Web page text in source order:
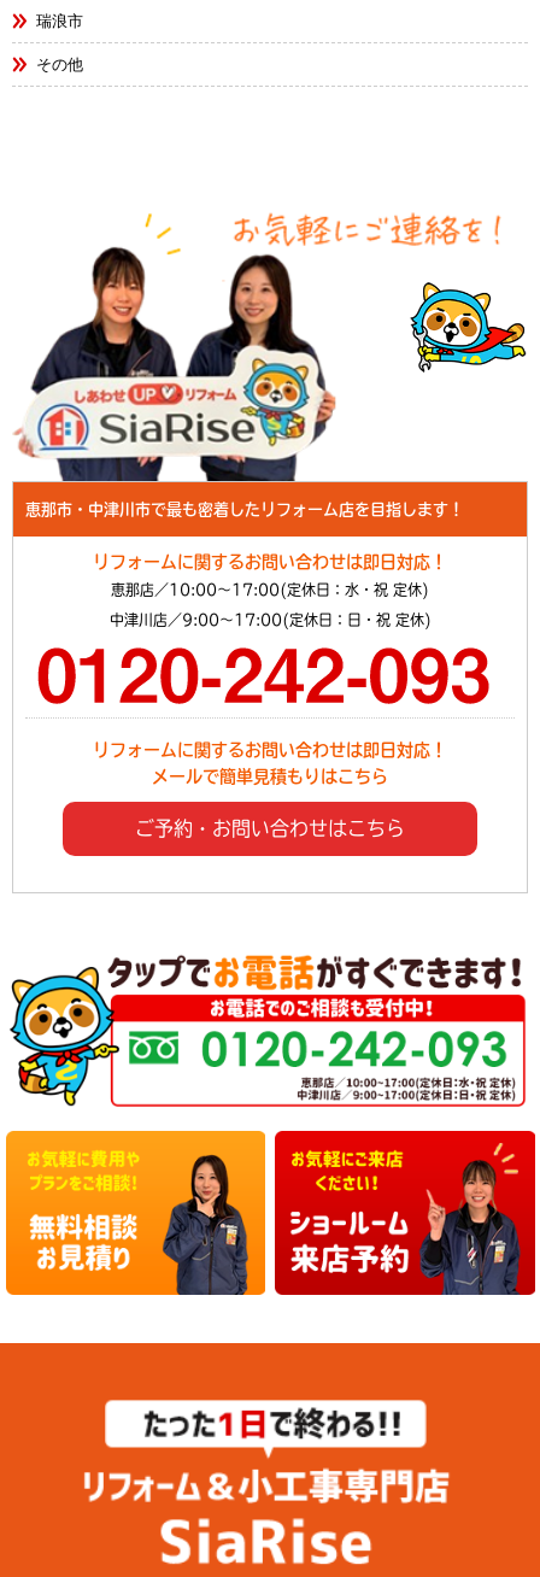
瑞浪市
その他
恵那市・中津川市で最も密着したリフォーム店を目指します！
リフォームに関するお問い合わせは即日対応！
恵那店／10:00～17:00(定休日：水・祝 定休)
中津川店／9:00～17:00(定休日：日・祝 定休)
リフォームに関するお問い合わせは即日対応！
メールで簡単見積もりはこちら
ご予約・お問い合わせはこちら